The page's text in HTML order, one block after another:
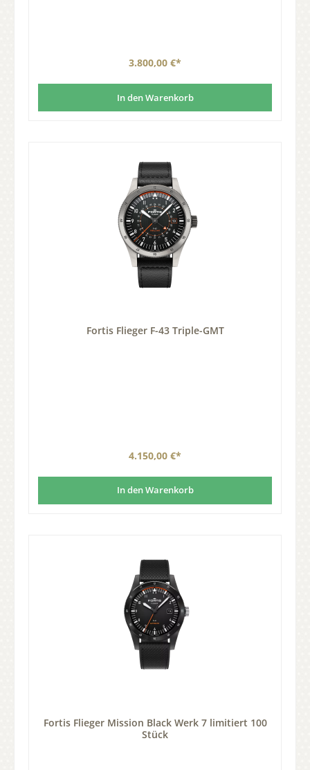
3.800,00 €*
In den Warenkorb
Fortis Flieger F-43 Triple-GMT
4.150,00 €*
In den Warenkorb
Fortis Flieger Mission Black Werk 7 limitiert 100
Stück